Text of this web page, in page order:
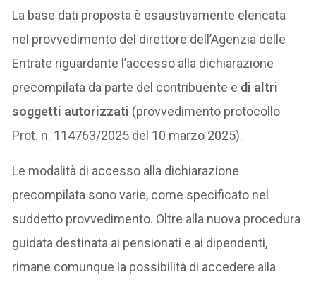
La base dati proposta è esaustivamente elencata
nel provvedimento del direttore dell’Agenzia delle
Entrate riguardante l’accesso alla dichiarazione
precompilata da parte del contribuente e di altri
soggetti autorizzati (provvedimento protocollo
Prot. n. 114763/2025 del 10 marzo 2025).
Le modalità di accesso alla dichiarazione
precompilata sono varie, come specificato nel
suddetto provvedimento. Oltre alla nuova procedura
guidata destinata ai pensionati e ai dipendenti,
rimane comunque la possibilità di accedere alla